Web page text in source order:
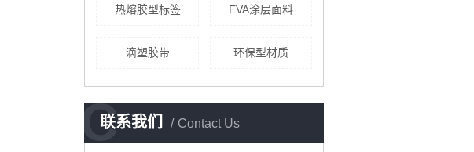
热熔胶型标签 EVA涂层面料
滴塑胶带 环保型材质
联系我们 Contact Us
C